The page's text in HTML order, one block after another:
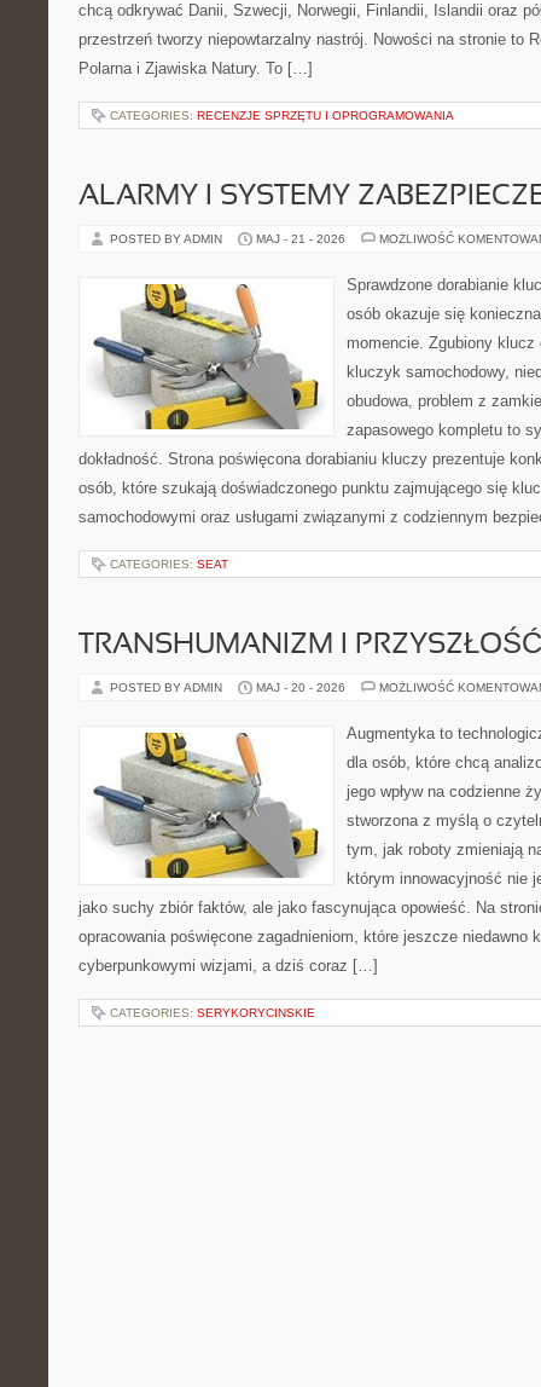
chcą odkrywać Danii, Szwecji, Norwegii, Finlandii, Islandii oraz
przestrzeń tworzy niepowtarzalny nastrój. Nowości na stronie to
Polarna i Zjawiska Natury. To […]
CATEGORIES: RECENZJE SPRZĘTU I OPROGRAMOWANIA
ALARMY I SYSTEMY
POSTED BY ADMIN MAJ - 21 - 2026 MOŻLIWOŚĆ
Sprawdzone dorabianie
osób okazuje się
momencie. Zgubiony
kluczyk samochodowy,
obudowa, problem z
zapasowego kompletu to
dokładność. Strona poświęcona dorabianiu kluczy prezentuje
osób, które szukają doświadczonego punktu zajmującego się
samochodowymi oraz usługami związanymi z codziennym
CATEGORIES: SEAT
TRANSHUMANIZM I
POSTED BY ADMIN MAJ - 20 - 2026 MOŻLIWOŚĆ
Augmentyka to
dla osób, które chcą
jego wpływ na codzienne
stworzona z myślą o
tym, jak roboty zmieniają
którym innowacyjność nie
jako suchy zbiór faktów, ale jako fascynująca opowieść. Na
opracowania poświęcone zagadnieniom, które jeszcze niedawno
cyberpunkowymi wizjami, a dziś coraz […]
CATEGORIES: SERYKORYCINSKIE